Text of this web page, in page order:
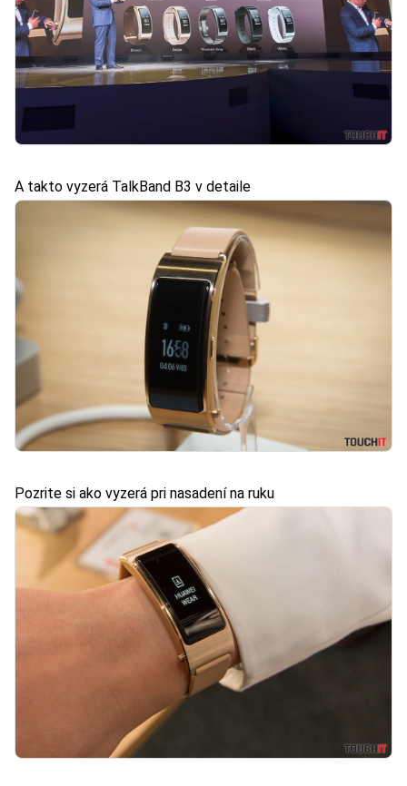
A takto vyzerá TalkBand B3 v detaile
Pozrite si ako vyzerá pri nasadení na ruku